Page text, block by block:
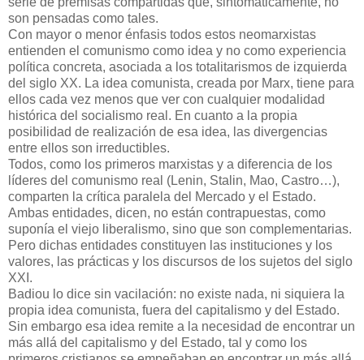
son pensadas como tales.
Con mayor o menor énfasis todos estos neomarxistas
entienden el comunismo como idea y no como experiencia
política concreta, asociada a los totalitarismos de izquierda
del siglo XX. La idea comunista, creada por Marx, tiene para
ellos cada vez menos que ver con cualquier modalidad
histórica del socialismo real. En cuanto a la propia
posibilidad de realización de esa idea, las divergencias
entre ellos son irreductibles.
Todos, como los primeros marxistas y a diferencia de los
líderes del comunismo real (Lenin, Stalin, Mao, Castro…),
comparten la crítica paralela del Mercado y el Estado.
Ambas entidades, dicen, no están contrapuestas, como
suponía el viejo liberalismo, sino que son complementarias.
Pero dichas entidades constituyen las instituciones y los
valores, las prácticas y los discursos de los sujetos del siglo
XXI.
Badiou lo dice sin vacilación: no existe nada, ni siquiera la
propia idea comunista, fuera del capitalismo y del Estado.
Sin embargo esa idea remite a la necesidad de encontrar un
más allá del capitalismo y del Estado, tal y como los